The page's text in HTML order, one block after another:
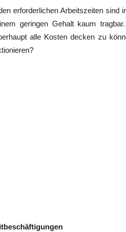
erforderlichen Arbeitszeiten sind
geringen Gehalt kaum
alle Kosten decken zu